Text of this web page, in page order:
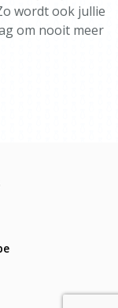
wordt ook jullie
om nooit meer